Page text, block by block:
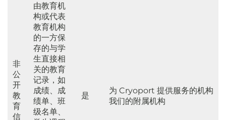
非
公
开
教
育
信
由教育机
构或代表
教育机构
的一方保
存的与学
生直接相
关的教育
记录，如
成绩、成
绩单、班
级名单、
是
为 Cryoport 提供服务的机构
我们的附属机构